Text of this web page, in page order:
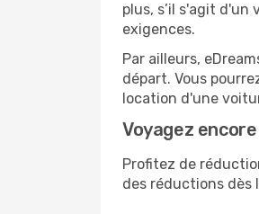
plus, s’il s'agit d'un
exigences.
Par ailleurs,
départ. Vous
location d'une
Voyagez
Profitez de
des réductions dès